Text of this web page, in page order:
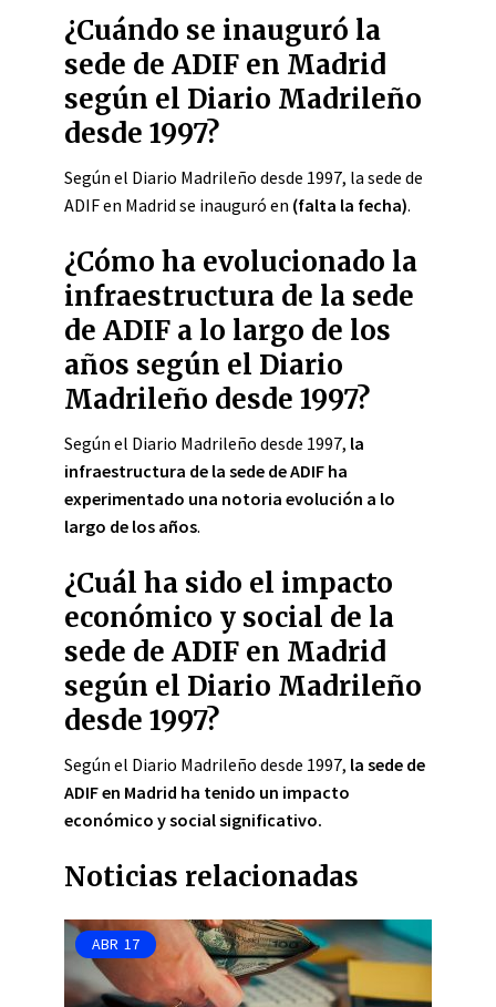
¿Cuándo se inauguró la
sede de ADIF en Madrid
según el Diario Madrileño
desde 1997?
Según el Diario Madrileño desde 1997, la sede de
ADIF en Madrid se inauguró en (falta la fecha).
¿Cómo ha evolucionado la
infraestructura de la sede
de ADIF a lo largo de los
años según el Diario
Madrileño desde 1997?
Según el Diario Madrileño desde 1997, la
infraestructura de la sede de ADIF ha
experimentado una notoria evolución a lo
largo de los años.
¿Cuál ha sido el impacto
económico y social de la
sede de ADIF en Madrid
según el Diario Madrileño
desde 1997?
Según el Diario Madrileño desde 1997, la sede de
ADIF en Madrid ha tenido un impacto
económico y social significativo.
Noticias relacionadas
ABR 17